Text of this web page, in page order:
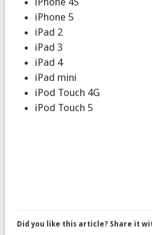
iPhone 5
iPad 2
iPad 3
iPad 4
iPad mini
iPod Touch 4G
iPod Touch 5
Did you like this article? Share it